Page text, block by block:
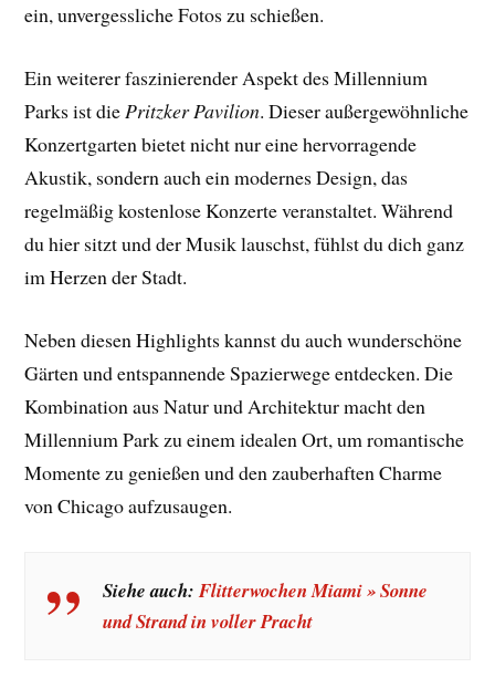
ein, unvergessliche Fotos zu schießen.
Ein weiterer faszinierender Aspekt des Millennium
Parks ist diePritzker Pavilion. Dieser außergewöhnliche
Konzertgarten bietet nicht nur eine hervorragende
Akustik, sondern auch ein modernes Design, das
regelmäßig kostenlose Konzerte veranstaltet. Während
du hier sitzt und der Musik lauschst, fühlst du dich ganz
im Herzen der Stadt.
Neben diesen Highlights kannst du auch wunderschöne
Gärten und entspannende Spazierwege entdecken. Die
Kombination aus Natur und Architektur macht den
Millennium Park zu einem idealen Ort, um romantische
Momente zu genießen und den zauberhaften Charme
von Chicago aufzusaugen.
Siehe auch: Flitterwochen Miami » Sonne
und Strand in voller Pracht